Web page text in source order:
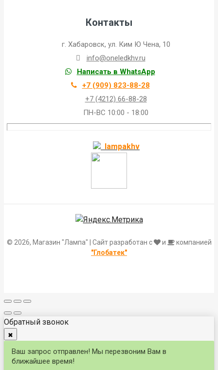
Контакты
г. Хабаровск, ул. Ким Ю Чена, 10
info@oneledkhv.ru
Написать в WhatsApp
+7 (909) 823-88-28
+7 (4212) 66-88-28
ПН-ВС 10:00 - 18:00
lampakhv
© 2026, Магазин "Лампа" | Сайт разработан с и
компанией
"Глобатек"
Обратный звонок
✖
Ваш запрос отправлен! Мы перезвоним Вам в
ближайшее время!